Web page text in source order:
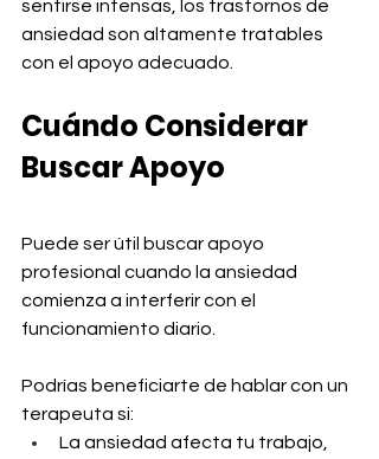
sentirse intensas, los trastornos de
ansiedad son altamente tratables
con el apoyo adecuado.
Cuándo Considerar
Buscar Apoyo
Puede ser útil buscar apoyo
profesional cuando la ansiedad
comienza a interferir con el
funcionamiento diario.
Podrías beneficiarte de hablar con un
terapeuta si:
La ansiedad afecta tu trabajo,